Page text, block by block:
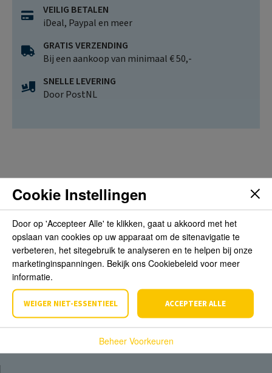
VEILIG BETALEN
iDeal, Paypal en meer
GRATIS VERZENDING
Bij een aankoop van minimaal € 50,-
SNELLE LEVERING
Door PostNL
Beoordelingen
Schrijf de eerste review over dit product
Schrijf een beoordeling
Cookie Instellingen
Door op 'Accepteer Alle' te klikken, gaat u akkoord met het
opslaan van cookies op uw apparaat om de sitenavigatie te
verbeteren, het sitegebruik te analyseren en te helpen bij onze
marketinginspanningen. Bekijk ons Cookiebeleid voor meer
informatie.
WEIGER NIET-ESSENTIEEL ACCEPTEER ALLE
Beheer Voorkeuren